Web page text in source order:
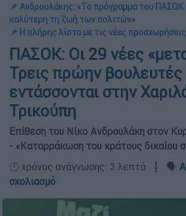
📌 Ανδρουλάκης: «Το πρόγραμμα του ΠΑΣΟΚ
καλύτερη τη ζωή των πολιτών»
📌 Η πλήρης λίστα με τις νέες
ΠΑΣΟΚ: Οι 29 νέες
Τρεις πρώην βουλευτές
εντάσσονται στην
Τρικούπη
Επίθεση του Νίκο Ανδρουλάκη στον
- «Καταρράκωση του κράτους δικαίου
🕛 χρόνος ανάγνωσης: 3 λεπτά ┋ 🗣️
σχολιασμό